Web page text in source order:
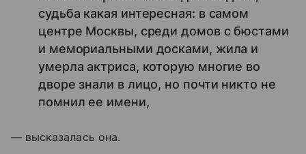
судьба какая интересная: в самом
центре Москвы, среди домов с бюстами
и мемориальными досками, жила и
умерла актриса, которую многие во
дворе знали в лицо, но почти никто не
помнил ее имени,
— высказалась она.